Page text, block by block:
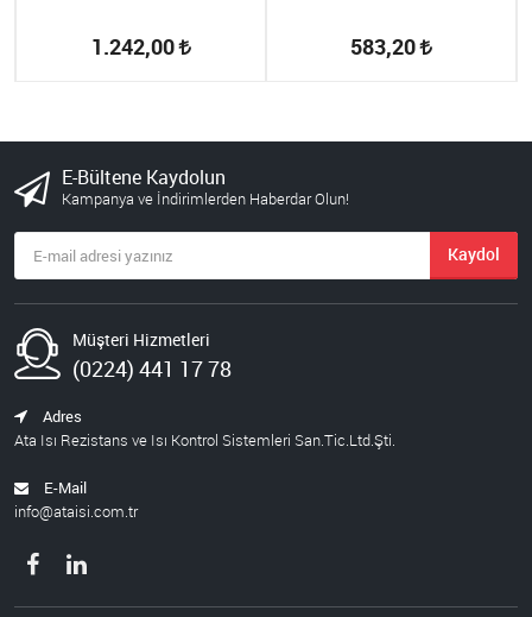
1.242,00 583,20
E-Bültene Kaydolun
Kampanya ve İndirimlerden Haberdar Olun!
Kaydol
Müşteri Hizmetleri
(0224) 441 17 78
Adres
Ata Isı Rezistans ve Isı Kontrol Sistemleri San.Tic.Ltd.Şti.
E-Mail
info@ataisi.com.tr